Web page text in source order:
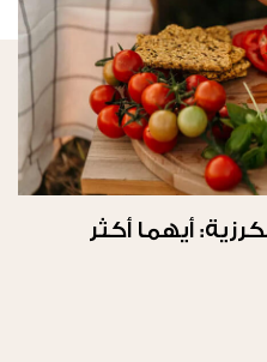
أيهما أكثر